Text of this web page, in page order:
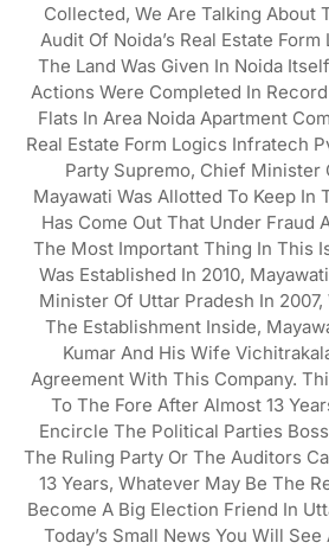
Collected, We Are Talking About
Audit Of Noida’s Real Estate
The Land Was Given In Noida
Actions Were Completed In
Flats In Area Noida Apartment
Real Estate Form Logics Infratech
Party Supremo, Chief Minister
Mayawati Was Allotted To Keep In
Has Come Out That Under Fraud
The Most Important Thing In This
Was Established In 2010,
Minister Of Uttar Pradesh In
The Establishment Inside,
Kumar And His Wife
Agreement With This Company.
To The Fore After Almost 13
Encircle The Political Parties
The Ruling Party Or The Auditors
13 Years, Whatever May Be The
Become A Big Election Friend In
Today’s Small News You Will